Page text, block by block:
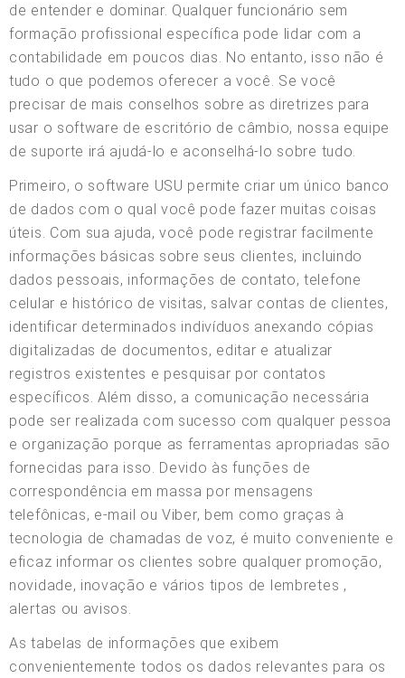
de entender e dominar. Qualquer funcionário sem
formação profissional específica pode lidar com a
contabilidade em poucos dias. No entanto, isso não é
tudo o que podemos oferecer a você. Se você
precisar de mais conselhos sobre as diretrizes para
usar o software de escritório de câmbio, nossa equipe
de suporte irá ajudá-lo e aconselhá-lo sobre tudo.
Primeiro, o software USU permite criar um único banco
de dados com o qual você pode fazer muitas coisas
úteis. Com sua ajuda, você pode registrar facilmente
informações básicas sobre seus clientes, incluindo
dados pessoais, informações de contato, telefone
celular e histórico de visitas, salvar contas de clientes,
identificar determinados indivíduos anexando cópias
digitalizadas de documentos, editar e atualizar
registros existentes e pesquisar por contatos
específicos. Além disso, a comunicação necessária
pode ser realizada com sucesso com qualquer pessoa
e organização porque as ferramentas apropriadas são
fornecidas para isso. Devido às funções de
correspondência em massa por mensagens
telefônicas, e-mail ou Viber, bem como graças à
tecnologia de chamadas de voz, é muito conveniente e
eficaz informar os clientes sobre qualquer promoção,
novidade, inovação e vários tipos de lembretes ,
alertas ou avisos.
As tabelas de informações que exibem
convenientemente todos os dados relevantes para os